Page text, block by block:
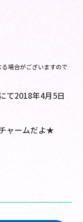
場合がございますので
て2018年4月5日
ャームだよ★